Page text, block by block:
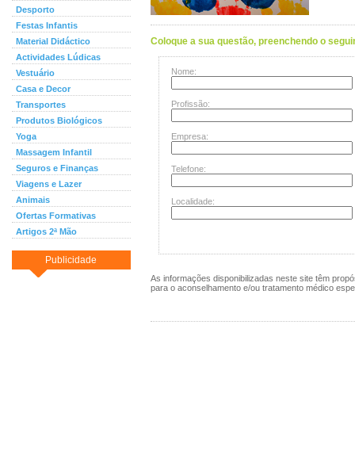
Desporto
Festas Infantis
Material Didáctico
Actividades Lúdicas
Vestuário
Casa e Decor
Transportes
Produtos Biológicos
Yoga
Massagem Infantil
Seguros e Finanças
Viagens e Lazer
Animais
Ofertas Formativas
Artigos 2ª Mão
Publicidade
Coloque a sua questão, preenchendo o
Nome:
Profissão:
Empresa:
Telefone:
Localidade:
As informações disponibilizadas neste site têm
para o aconselhamento e/ou tratamento médico